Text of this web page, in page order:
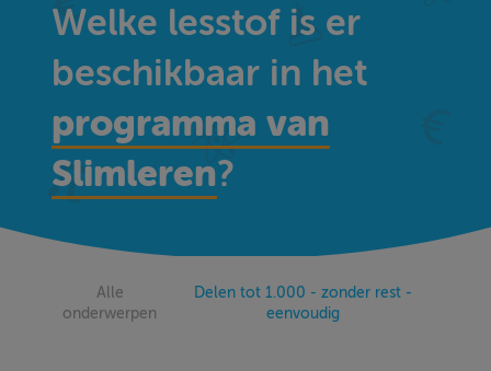
Welke lesstof is er
beschikbaar in het
programma van
Slimleren?
Alle
onderwerpen
Delen tot 1.000 - zonder rest -
eenvoudig